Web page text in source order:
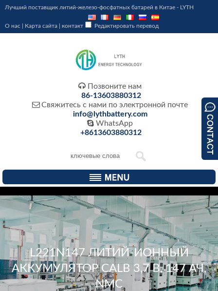
Лучший поставщик литий-железо-фосфатных батарей в Китае - LYTH
О нас Карта сайта контакт Редактировать перевод
 Позвоните нам
86-13603880312
 Свяжитесь с нами по электронной почте
info@lythbattery.com
 WhatsApp
+8613603880312
L221N147 ЛИТИЙ-ИОННЫЙ
АККУМУЛЯТОР CALB 3,7 В, 147 АЧ,
NMC